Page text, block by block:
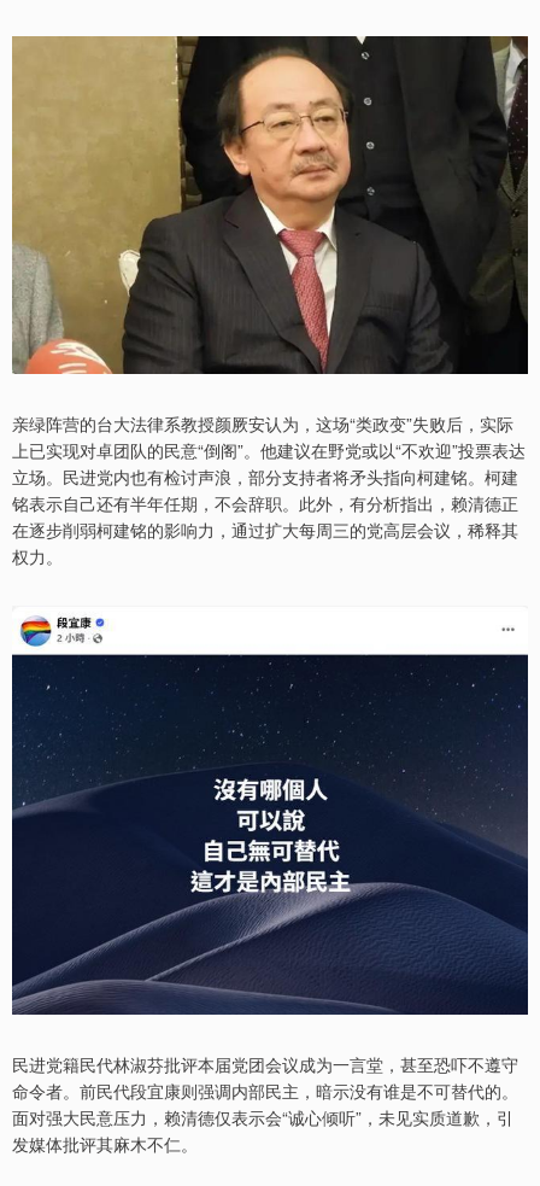
亲绿阵营的台大法律系教授颜厥安认为，这场“类政变”失败后，实际
上已实现对卓团队的民意“倒阁”。他建议在野党或以“不欢迎”投票表达
立场。民进党内也有检讨声浪，部分支持者将矛头指向柯建铭。柯建
铭表示自己还有半年任期，不会辞职。此外，有分析指出，赖清德正
在逐步削弱柯建铭的影响力，通过扩大每周三的党高层会议，稀释其
权力。
民进党籍民代林淑芬批评本届党团会议成为一言堂，甚至恐吓不遵守
命令者。前民代段宜康则强调内部民主，暗示没有谁是不可替代的。
面对强大民意压力，赖清德仅表示会“诚心倾听”，未见实质道歉，引
发媒体批评其麻木不仁。